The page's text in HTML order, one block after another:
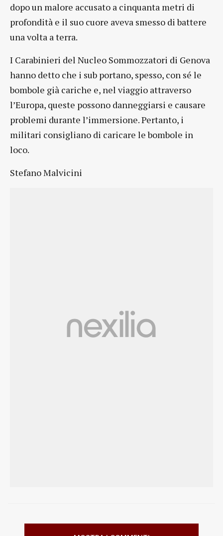
dopo un malore accusato a cinquanta metri di
profondità e il suo cuore aveva smesso di battere
una volta a terra.
I Carabinieri del Nucleo Sommozzatori di Genova
hanno detto che i sub portano, spesso, con sé le
bombole già cariche e, nel viaggio attraverso
l’Europa, queste possono danneggiarsi e causare
problemi durante l’immersione. Pertanto, i
militari consigliano di caricare le bombole in
loco.
Stefano Malvicini